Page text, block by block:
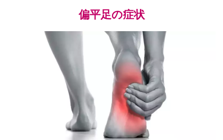
偏平足の症状